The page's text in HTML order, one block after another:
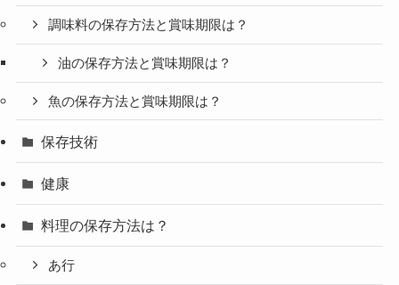
調味料の保存方法と賞味期限は？
油の保存方法と賞味期限は？
魚の保存方法と賞味期限は？
保存技術
健康
料理の保存方法は？
あ行